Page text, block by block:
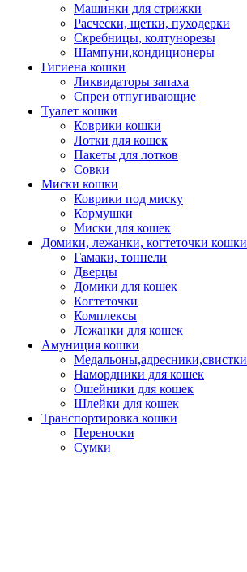
Машинки для стрижки
Расчески, щетки, пуходерки
Скребницы, колтунорезы
Шампуни,кондиционеры
Гигиена кошки
Ликвидаторы запаха
Спреи отпугивающие
Туалет кошки
Коврики кошки
Лотки для кошек
Пакеты для лотков
Совки
Миски кошки
Коврики под миску
Кормушки
Миски для кошек
Домики, лежанки, когтеточки кошки
Гамаки, тоннели
Дверцы
Домики для кошек
Когтеточки
Комплексы
Лежанки для кошек
Амуниция кошки
Медальоны,адресники,свистки
Намордники для кошек
Ошейники для кошек
Шлейки для кошек
Транспортировка кошки
Переноски
Сумки